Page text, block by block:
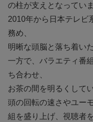
の柱が支えとなっていま
2010年から日本テレビ
務め、
明晰な頭脳と落ち着い
一方で、バラエティ番
ち合わせ、
お茶の間を明るくして
頭の回転の速さやユー
組を盛り上げ、視聴者